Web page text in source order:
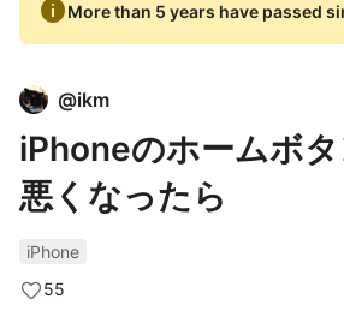
infoMore than 5 years have passed
@ikm
iPhoneのホームボ
悪くなったら
iPhone
55